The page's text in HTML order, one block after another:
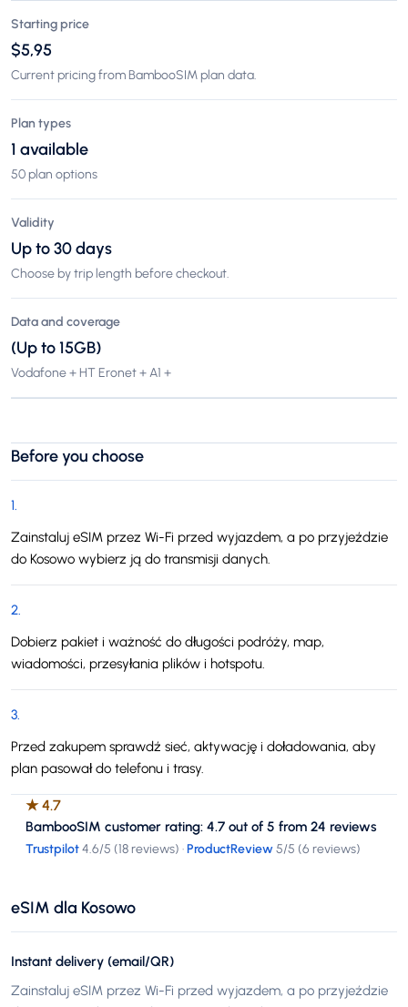
Starting price
$5,95
Current pricing from BambooSIM plan data.
Plan types
1 available
50 plan options
Validity
Up to 30 days
Choose by trip length before checkout.
Data and coverage
(Up to 15GB)
Vodafone + HT Eronet + A1 +
Before you choose
1.
Zainstaluj eSIM przez Wi-Fi przed wyjazdem, a po przyjeździe
do Kosowo wybierz ją do transmisji danych.
2.
Dobierz pakiet i ważność do długości podróży, map,
wiadomości, przesyłania plików i hotspotu.
3.
Przed zakupem sprawdź sieć, aktywację i doładowania, aby
plan pasował do telefonu i trasy.
★4.7
BambooSIM customer rating: 4.7 out of 5 from 24 reviews
Trustpilot4.6/5 (18 reviews) ·ProductReview5/5 (6 reviews)
eSIM dla Kosowo
Instant delivery (email/QR)
Zainstaluj eSIM przez Wi-Fi przed wyjazdem, a po przyjeździe